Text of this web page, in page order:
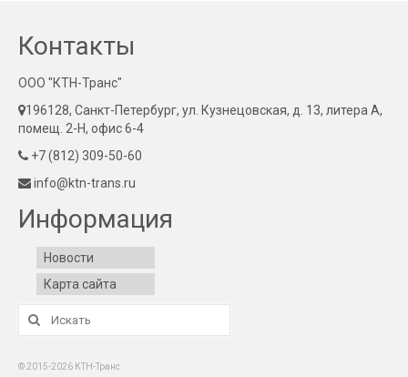
Контакты
ООО "КТН-Транс"
196128, Санкт-Петербург, ул. Кузнецовская, д. 13, литера А,
помещ. 2-Н, офис 6-4
+7 (812) 309-50-60
info@ktn-trans.ru
Информация
Новости
Карта сайта
Искать:
© 2015-2026 КТН-Транс